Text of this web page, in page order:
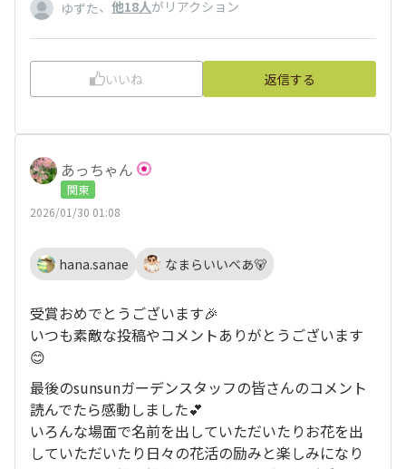
ゆずた、 他18人がリアクション
いいね 返信する
あっちゃん
関東
2026/01/30 01:08
hana.sanae なまらいいべあ🐻
受賞おめでとうございます🎉
いつも素敵な投稿やコメントありがとうございます
😊
最後のsunsunガーデンスタッフの皆さんのコメント
読んでたら感動しました💕
いろんな場面で名前を出していただいたりお花を出
していただいたり日々の花活の励みと楽しみになり